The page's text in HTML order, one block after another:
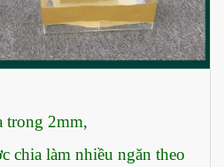
trong 2mm,
chia làm nhiều ngăn theo